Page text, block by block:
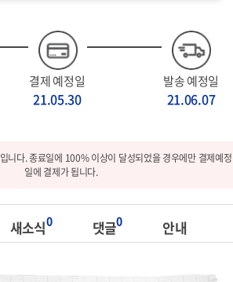
결제 예정일
21.05.30
발송 예정일
21.06.07
입니다. 종료일에 100% 이상이 달성되었을 경우에만 결제예정
일에 결제가 됩니다.
새소식0 댓글0 안내